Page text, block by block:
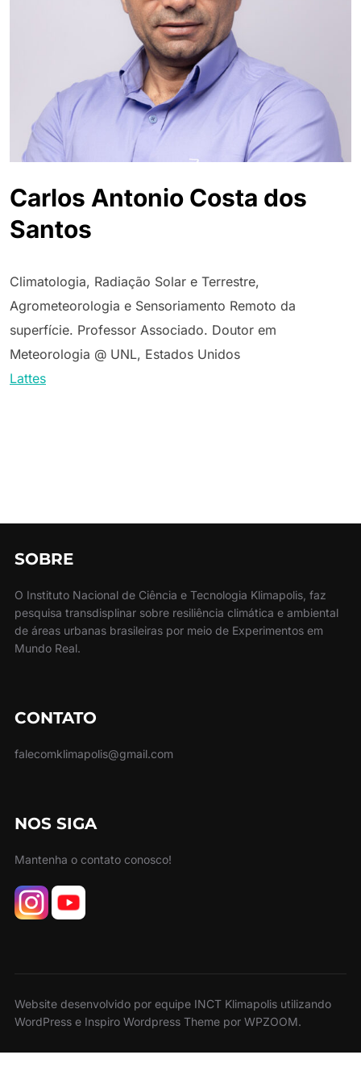
Carlos Antonio Costa dos
Santos
Climatologia, Radiação Solar e Terrestre,
Agrometeorologia e Sensoriamento Remoto da
superfície. Professor Associado. Doutor em
Meteorologia @ UNL, Estados Unidos
Lattes
SOBRE
O Instituto Nacional de Ciência e Tecnologia Klimapolis, faz
pesquisa transdisplinar sobre resiliência climática e ambiental
de áreas urbanas brasileiras por meio de Experimentos em
Mundo Real.
CONTATO
falecomklimapolis@gmail.com
NOS SIGA
Mantenha o contato conosco!